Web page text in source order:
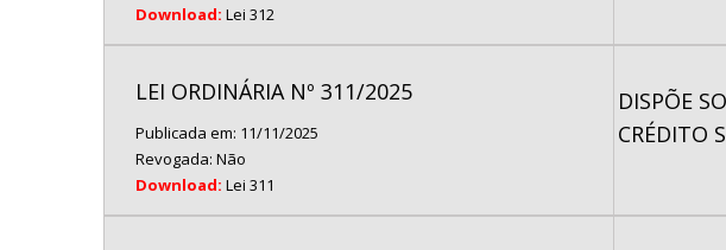
Download: Lei 312
LEI ORDINÁRIA Nº 311/2025
Publicada em: 11/11/2025
Revogada: Não
Download: Lei 311
DISPÕE
CRÉDITO